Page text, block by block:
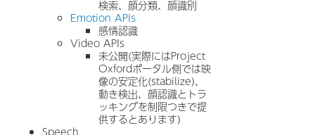
検索、顔分類、顔識別
Emotion APIs
感情認識
Video APIs
未公開(実際にはProject
Oxfordポータル側では映
像の安定化(stabilize)、
動き検出、顔認識とトラ
ッキングを制限つきで提
供するとあります)
Speech